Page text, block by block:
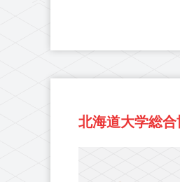
北海道大学総合